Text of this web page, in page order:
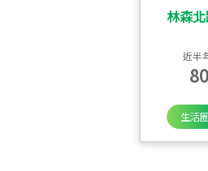
林森
近半
80
生活